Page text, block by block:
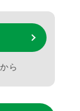
ら